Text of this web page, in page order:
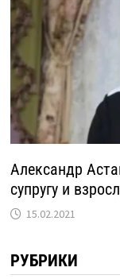
Александр
супругу и
15.02.2021
РУБРИКИ